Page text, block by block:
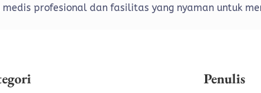
medis profesional dan fasilitas yang nyaman untuk
Penulis